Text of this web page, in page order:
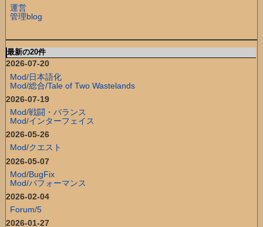
運営
管理blog
最新の20件
2026-07-20
Mod/日本語化
Mod/総合/Tale of Two Wastelands
2026-07-19
Mod/戦闘・バランス
Mod/インターフェイス
2026-05-26
Mod/クエスト
2026-05-07
Mod/BugFix
Mod/パフォーマンス
2026-02-04
Forum/5
2026-01-27